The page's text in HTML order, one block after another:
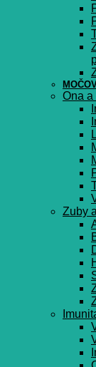
Ona a
Zuby